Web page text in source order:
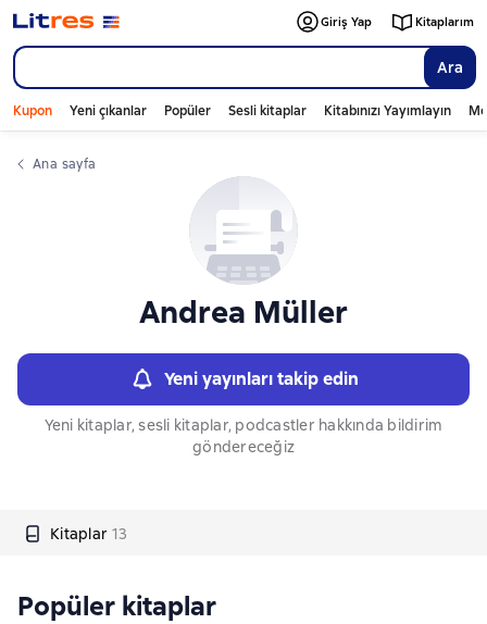
Ara
Giriş Yap Kitaplarım
Kupon Yeni çıkanlar Popüler Sesli kitaplar Kitabınızı Yayımlayın
Ana sayfa
Andrea Müller
Yeni yayınları takip edin
Yeni kitaplar, sesli kitaplar, podcastler hakkında bildirim
göndereceğiz
Kitaplar 13
Слайдер с книгами
Popüler kitaplar